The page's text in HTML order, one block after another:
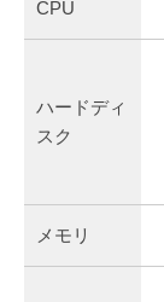
CPU
ハードディ
スク
メモリ